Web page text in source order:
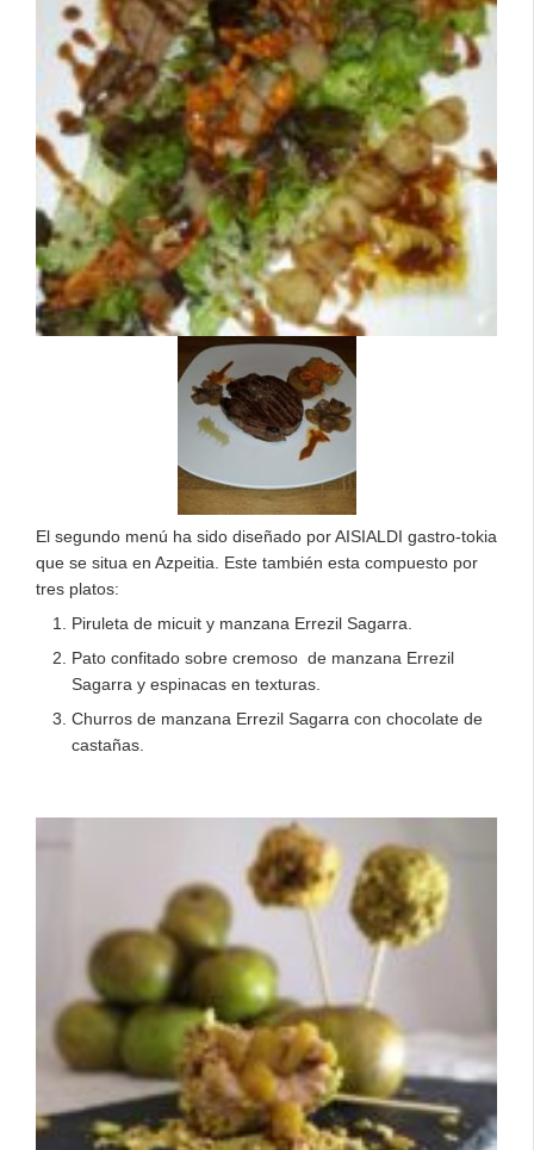
El segundo menú ha sido diseñado por AISIALDI gastro-tokia
que se situa en Azpeitia. Este también esta compuesto por
tres platos:
Piruleta de micuit y manzana Errezil Sagarra.
Pato confitado sobre cremoso de manzana Errezil
Sagarra y espinacas en texturas.
Churros de manzana Errezil Sagarra con chocolate de
castañas.